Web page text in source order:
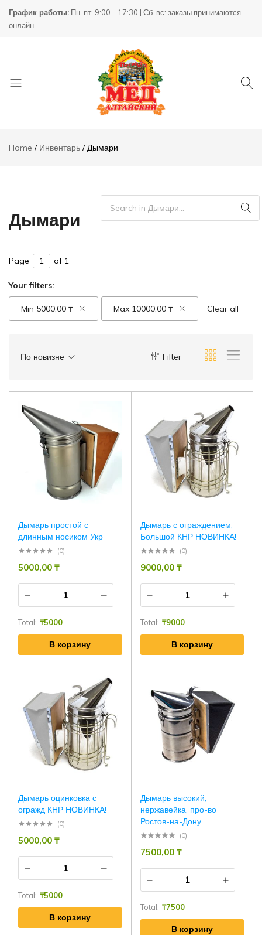
График работы: Пн-пт: 9:00 - 17:30 | Сб-вс: заказы принимаются
онлайн
пчеловодства
Home
Инвентарь Дымари
Дымари
Page of 1
Your filters:
Min 5000,00 ₸ Max 10000,00 ₸ Clear all
Filter
По новизне
Дымарь простой с
длинным носиком Укр
(0)
5000,00 ₸
Total: ₸5000
В корзину
Дымарь с ограждением,
Большой КНР НОВИНКА!
(0)
9000,00 ₸
Total: ₸9000
В корзину
Дымарь оцинковка с
огражд КНР НОВИНКА!
(0)
5000,00 ₸
Total: ₸5000
В корзину
Дымарь высокий,
нержавейка, про-во
Ростов-на-Дону
(0)
7500,00 ₸
Total: ₸7500
В корзину